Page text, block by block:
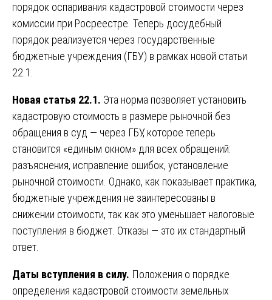
порядок оспаривания кадастровой стоимости через
комиссии при Росреестре. Теперь досудебный
порядок реализуется через государственные
бюджетные учреждения (ГБУ) в рамках новой статьи
22.1.
Новая статья 22.1. Эта норма позволяет установить
кадастровую стоимость в размере рыночной без
обращения в суд — через ГБУ, которое теперь
становится «единым окном» для всех обращений:
разъяснения, исправление ошибок, установление
рыночной стоимости. Однако, как показывает практика,
бюджетные учреждения не заинтересованы в
снижении стоимости, так как это уменьшает налоговые
поступления в бюджет. Отказы — это их стандартный
ответ.
Даты вступления в силу. Положения о порядке
определения кадастровой стоимости земельных